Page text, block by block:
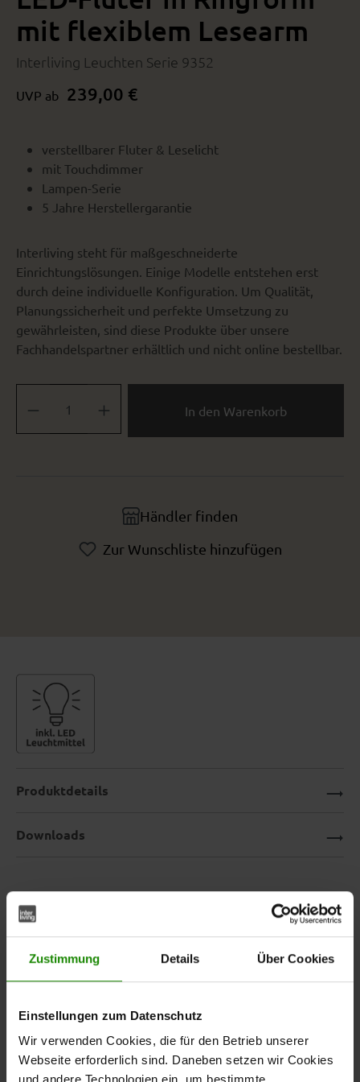
Zustimmung Details Über Cookies
Einstellungen zum Datenschutz
Wir verwenden Cookies, die für den Betrieb unserer
Webseite erforderlich sind. Daneben setzen wir Cookies
mit flexiblem Lesearm
Interliving Leuchten Serie 9352
UVP ab 239,00 €
verstellbarer Fluter & Leselicht
mit Touchdimmer
Lampen-Serie
5 Jahre Herstellergarantie
Interliving steht für maßgeschneiderte
Einrichtungslösungen. Einige Modelle entstehen erst
durch deine individuelle Konfiguration. Um Qualität,
Planungssicherheit und perfekte Umsetzung zu
gewährleisten, sind diese Produkte über unsere
Fachhandelspartner erhältlich und nicht online bestellbar.
In den Warenkorb
Händler finden
Zur Wunschliste hinzufügen
Stylische Stehlampe mit
Leselicht – Interliving Leuchten
Serie 9352
DieStehleuchteaus derInterliving Leuchten Serie 9352
überzeugt mit modernem Design und cleverer
Funktionalität. Der Materialmix aus
matt warmgrauem
und kaffeefarbenem Metall
in Kombination mit einer
Produktdetails
Downloads